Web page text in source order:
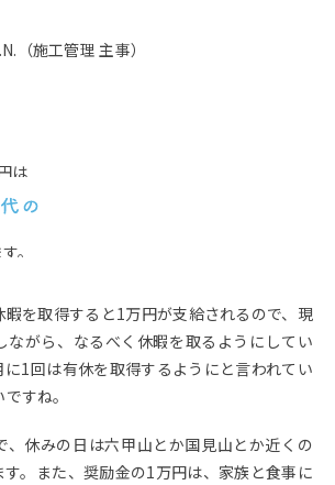
暇を取得すると1万円が支給されるので、現
ながら、なるべく休暇を取るようにしてい
に1回は有休を取得するようにと言われてい
すね。
、休みの日は六甲山とか国見山とか近くの
。また、奨励金の1万円は、家族と食事に